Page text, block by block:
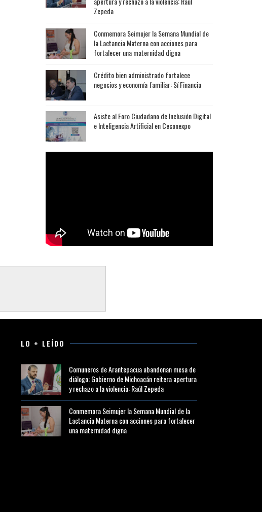
Zepeda
Conmemora Seimujer la Semana Mundial de
la Lactancia Materna con acciones para
fortalecer una maternidad digna
Crédito bien administrado fortalece
negocios y economía familiar: Sí Financia
Asiste al Foro Ciudadano de Inclusión Digital
e Inteligencia Artificial en Ceconexpo
LO + LEÍDO
Comuneros de Arantepacua abandonan mesa de
diálogo; Gobierno de Michoacán reitera apertura
y rechazo a la violencia: Raúl Zepeda
Conmemora Seimujer la Semana Mundial de la
Lactancia Materna con acciones para fortalecer
una maternidad digna